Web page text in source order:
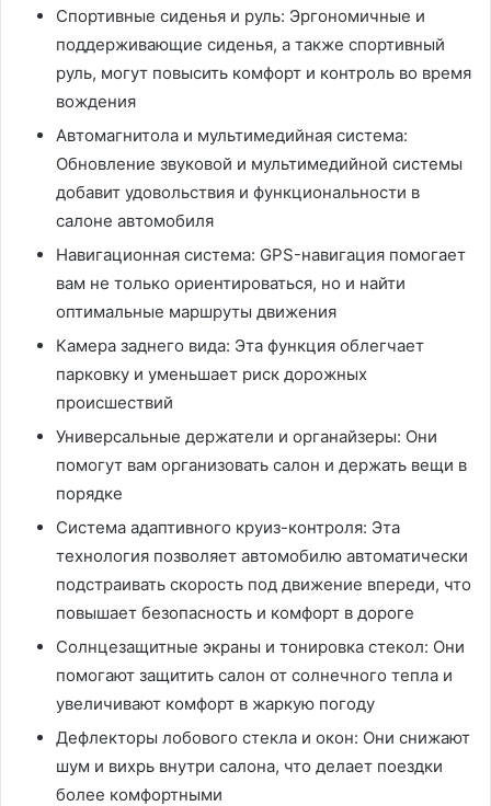
Спортивные сиденья и руль: Эргономичные и
поддерживающие сиденья, а также спортивный
руль, могут повысить комфорт и контроль во время
вождения
Автомагнитола и мультимедийная система:
Обновление звуковой и мультимедийной системы
добавит удовольствия и функциональности в
салоне автомобиля
Навигационная система: GPS-навигация помогает
вам не только ориентироваться, но и найти
оптимальные маршруты движения
Камера заднего вида: Эта функция облегчает
парковку и уменьшает риск дорожных
происшествий
Универсальные держатели и органайзеры: Они
помогут вам организовать салон и держать вещи в
порядке
Система адаптивного круиз-контроля: Эта
технология позволяет автомобилю автоматически
подстраивать скорость под движение впереди, что
повышает безопасность и комфорт в дороге
Солнцезащитные экраны и тонировка стекол: Они
помогают защитить салон от солнечного тепла и
увеличивают комфорт в жаркую погоду
Дефлекторы лобового стекла и окон: Они снижают
шум и вихрь внутри салона, что делает поездки
более комфортными